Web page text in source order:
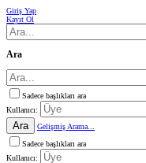
Giriş Yap
Kayıt Ol
Ara
Sadece başlıkları ara
Kullanıcı:
Ara
Gelişmiş Arama...
Sadece başlıkları ara
Kullanıcı: